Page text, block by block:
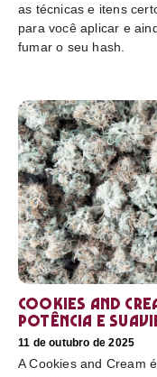
as técnicas e itens
para você aplicar e
fumar o seu hash.
Cookies and
potência e
11 de outubro de 2025
A Cookies and Cream